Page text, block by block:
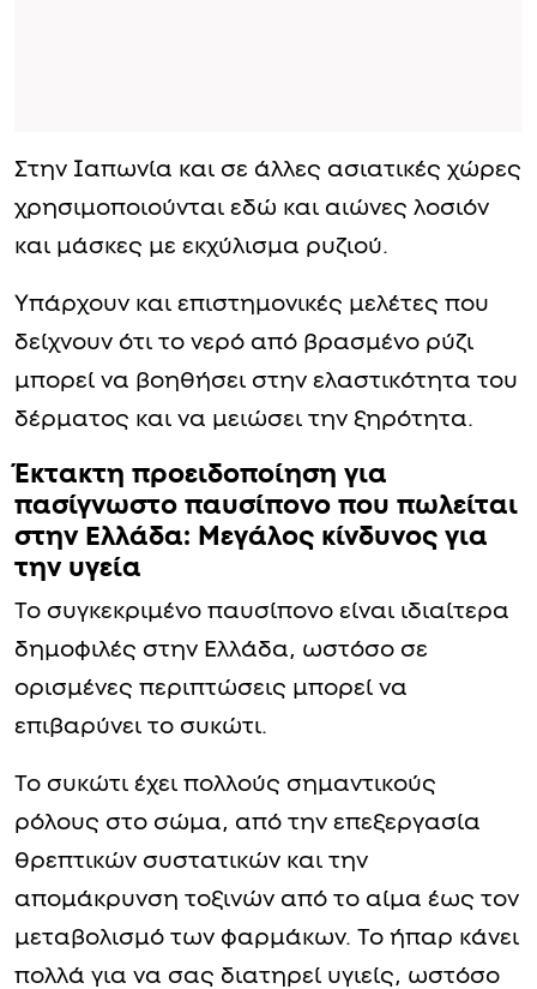
Στην Ιαπωνία και σε άλλες ασιατικές χώρες
χρησιμοποιούνται εδώ και αιώνες λοσιόν
και μάσκες με εκχύλισμα ρυζιού.
Υπάρχουν και επιστημονικές μελέτες που
δείχνουν ότι το νερό από βρασμένο ρύζι
μπορεί να βοηθήσει στην ελαστικότητα του
δέρματος και να μειώσει την ξηρότητα.
Έκτακτη προειδοποίηση για
πασίγνωστο παυσίπονο που πωλείται
στην Ελλάδα: Μεγάλος κίνδυνος για
την υγεία
Το συγκεκριμένο παυσίπονο είναι ιδιαίτερα
δημοφιλές στην Ελλάδα, ωστόσο σε
ορισμένες περιπτώσεις μπορεί να
επιβαρύνει το συκώτι.
Το συκώτι έχει πολλούς σημαντικούς
ρόλους στο σώμα, από την επεξεργασία
θρεπτικών συστατικών και την
απομάκρυνση τοξινών από το αίμα έως τον
μεταβολισμό των φαρμάκων. Το ήπαρ κάνει
πολλά για να σας διατηρεί υγιείς, ωστόσο